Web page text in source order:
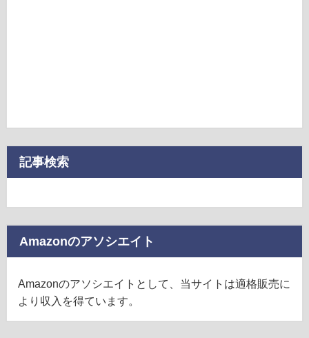
記事検索
Amazonのアソシエイト
Amazonのアソシエイトとして、当サイトは適格販売に
より収入を得ています。